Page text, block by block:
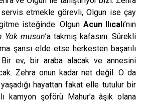
etmekle görevli, Olgun ise çay
isteğinde. Olgun Acun Ilıcalı’nın
Yok musun’a takmış kafasını. Sürekli
şansı elde etse herkesten başarılı
Bir ev, bir araba alacak ve annesini
Zehra onun kadar net değil. O da
hayattan fakat elle tutulur bir
kamyon şoförü Mahur’a âşık olana